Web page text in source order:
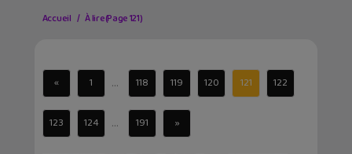
Accueil À lire(Page 121)
« 1 ... 118 119 120 121 122
123 124 ... 191 »